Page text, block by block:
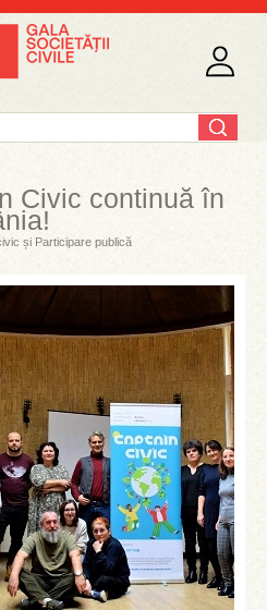
Civic continuă în
și Participare publică